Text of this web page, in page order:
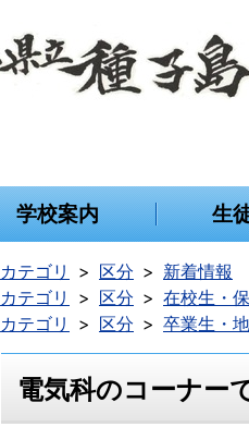
学校案内 生
カテゴリ 区分
新着情報
カテゴリ 区分
在校生・
カテゴリ 区分 卒業生・
電気科のコーナー